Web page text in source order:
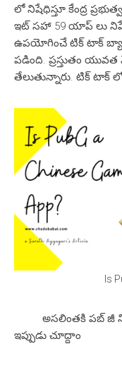
లో నిషేధిస్తూ కేంద్ర
ఇట్ సహా 59 యాప్ లు
ఉపయోగించే టిక్ టాక్ బ్యాన్
పడింది. ప్రస్తుతం
తేలుతున్నారు. టిక్ టాక్
Is
అసలింతకి పబ్ జీ ని
ఇప్పుడు చూద్దాం